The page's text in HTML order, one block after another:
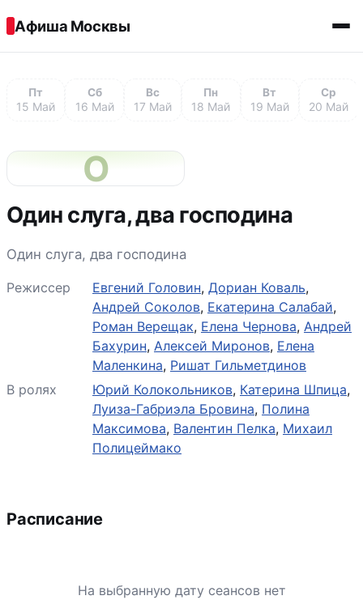
Афиша Москвы
Пт
15 Май
Сб
16 Май
Вс
17 Май
Пн
18 Май
Вт
19 Май
Ср
20 Май
О
Один слуга, два господина
Один слуга, два господина
Режиссер Евгений Головин, Дориан Коваль,
Андрей Соколов, Екатерина Салабай,
Роман Верещак, Елена Чернова, Андрей
Бахурин, Алексей Миронов, Елена
Маленкина, Ришат Гильметдинов
В ролях
Юрий Колокольников, Катерина Шпица,
Луиза-Габриэла Бровина, Полина
Максимова, Валентин Пелка, Михаил
Полицеймако
Расписание
На выбранную дату сеансов нет